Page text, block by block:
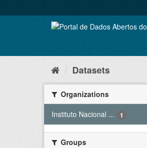
to
Datasets
Organizations
Instituto Nacional ...
1
Groups